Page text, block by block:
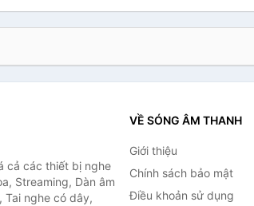
cả các thiết bị nghe
Streaming, Dàn âm
Tai nghe có dây,
VỀ SÓNG ÂM THANH
Giới thiệu
Chính sách bảo mật
Điều khoản sử dụng